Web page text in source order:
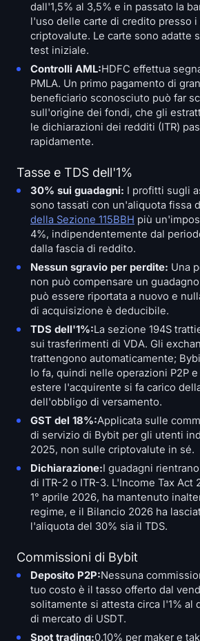
dall'1,5% al 3,5% e in passato la
l'uso delle carte di credito presso i
criptovalute. Le carte sono adatte
test iniziale.
Controlli AML:HDFC effettua
PMLA. Un primo pagamento di
beneficiario sconosciuto può far
sull'origine dei fondi, che gli
le dichiarazioni dei redditi (ITR)
rapidamente.
Tasse e TDS dell'1%
30% sui guadagni: I profitti sugli
sono tassati con un'aliquota fissa
della Sezione 115BBH più
4%, indipendentemente dal
dalla fascia di reddito.
Nessun sgravio per perdite: Una
non può compensare un
può essere riportata a nuovo e
di acquisizione è deducibile.
TDS dell'1%:La sezione 194S
sui trasferimenti di VDA. Gli
trattengono automaticamente;
lo fa, quindi nelle operazioni P2P
estere l'acquirente si fa carico
dell'obbligo di versamento.
GST del 18%:Applicata sulle
di servizio di Bybit per gli utenti
2025, non sulle criptovalute in sé.
Dichiarazione:I guadagni
di ITR-2 o ITR-3. L'Income Tax Act
1° aprile 2026, ha mantenuto
regime, e il Bilancio 2026 ha
l'aliquota del 30% sia il TDS.
Commissioni di Bybit
Deposito P2P:Nessuna
tuo costo è il tasso offerto dal
solitamente si attesta circa l'1% al
di mercato di USDT.
Spot trading:0,10% per maker e